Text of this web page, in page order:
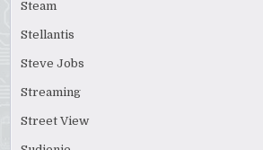
Steam
Stellantis
Steve Jobs
Streaming
Street View